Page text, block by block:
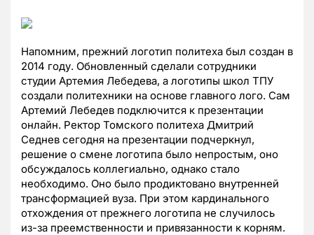
Напомним, прежний логотип политеха был создан в
2014 году. Обновленный сделали сотрудники
студии Артемия Лебедева, а логотипы школ ТПУ
создали политехники на основе главного лого. Сам
Артемий Лебедев подключится к презентации
онлайн. Ректор Томского политеха Дмитрий
Седнев сегодня на презентации подчеркнул,
решение о смене логотипа было непростым, оно
обсуждалось коллегиально, однако стало
необходимо. Оно было продиктовано внутренней
трансформацией вуза. При этом кардинального
отхождения от прежнего логотипа не случилось
из-за преемственности и привязанности к корням.